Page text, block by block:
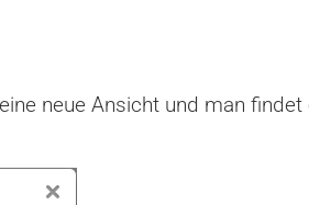
neue Ansicht und man